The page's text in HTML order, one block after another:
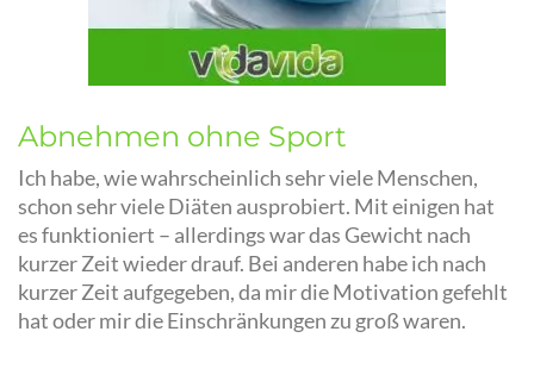
Abnehmen ohne Sport
Ich habe, wie wahrscheinlich sehr viele Menschen,
schon sehr viele Diäten ausprobiert. Mit einigen hat
es funktioniert – allerdings war das Gewicht nach
kurzer Zeit wieder drauf. Bei anderen habe ich nach
kurzer Zeit aufgegeben, da mir die Motivation gefehlt
hat oder mir die Einschränkungen zu groß waren.